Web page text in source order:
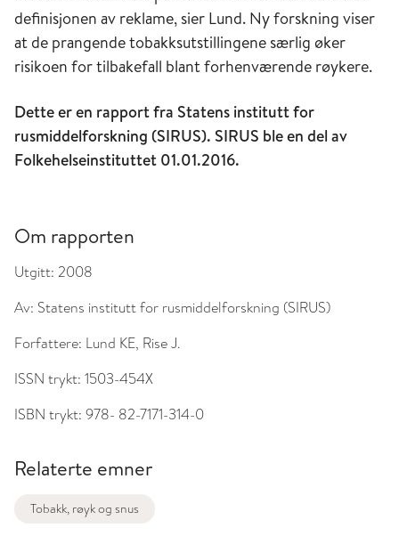
definisjonen av reklame, sier Lund. Ny forskning viser
at de prangende tobakksutstillingene særlig øker
risikoen for tilbakefall blant forhenværende røykere.
Dette er en rapport fra Statens institutt for
rusmiddelforskning (SIRUS). SIRUS ble en del av
Folkehelseinstituttet 01.01.2016.
Om rapporten
Utgitt: 2008
Av: Statens institutt for rusmiddelforskning (SIRUS)
Forfattere: Lund KE, Rise J.
ISSN trykt: 1503-454X
ISBN trykt: 978- 82-7171-314-0
Relaterte emner
Tobakk, røyk og snus